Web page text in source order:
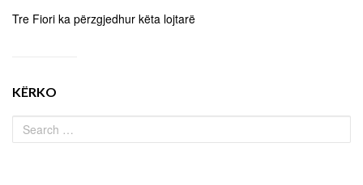
Tre Fiori ka përzgjedhur këta lojtarë
KËRKO